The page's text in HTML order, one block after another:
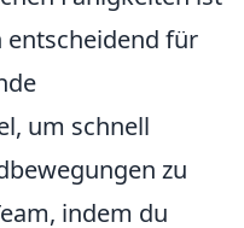
für
um schnell
zu
indem du